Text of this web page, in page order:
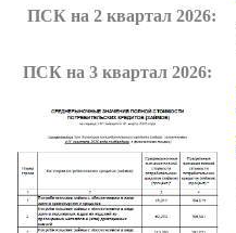
ПСК на 2 квартал 2026:
ПСК на 3 квартал 2026: